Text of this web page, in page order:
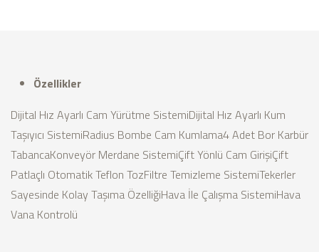
Özellikler
Dijital Hız Ayarlı Cam Yürütme SistemiDijital Hız Ayarlı Kum
Taşıyıcı SistemiRadius Bombe Cam Kumlama4 Adet Bor Karbür
TabancaKonveyör Merdane SistemiÇift Yönlü Cam GirişiÇift
Patlaçlı Otomatik Teflon TozFiltre Temizleme SistemiTekerler
Sayesinde Kolay Taşıma ÖzelliğiHava İle Çalışma SistemiHava
Vana Kontrolü